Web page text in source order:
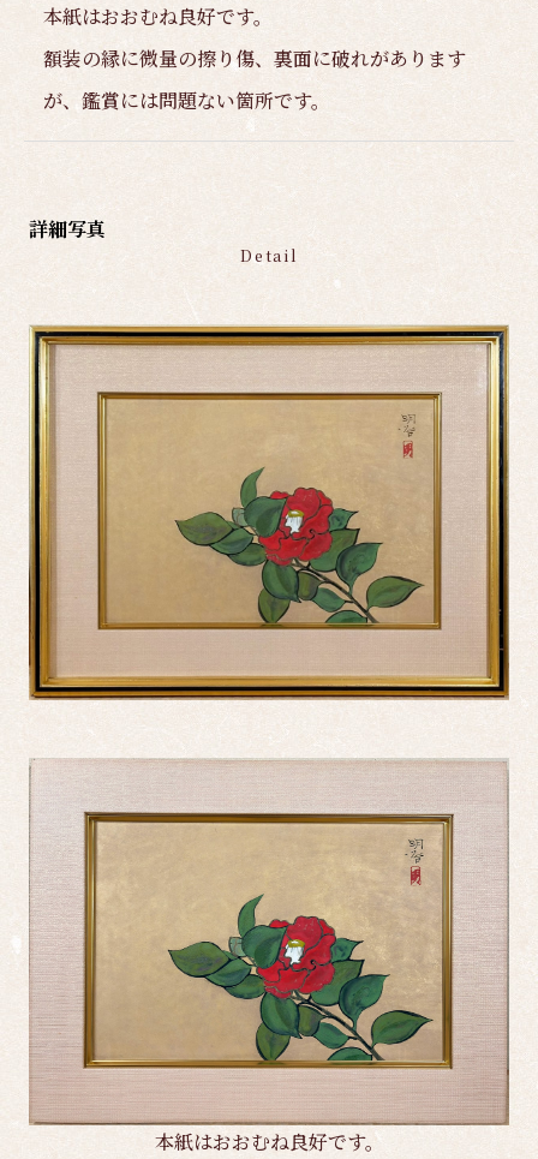
本紙はおおむね良好です。
額装の縁に微量の擦り傷、裏面に破れがあります
が、鑑賞には問題ない箇所です。
詳細写真
Detail
本紙はおおむね良好です。